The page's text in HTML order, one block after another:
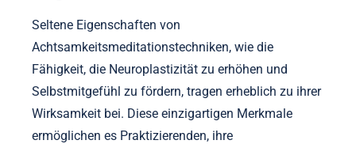
Seltene Eigenschaften von
Achtsamkeitsmeditationstechniken, wie die
Fähigkeit, die Neuroplastizität zu erhöhen und
Selbstmitgefühl zu fördern, tragen erheblich zu ihrer
Wirksamkeit bei. Diese einzigartigen Merkmale
ermöglichen es Praktizierenden, ihre